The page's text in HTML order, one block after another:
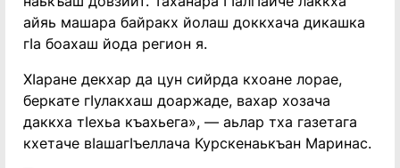
айяь машара байракх йолаш доккхача дикашка
гIа боахаш йода регион я.
ХIаране декхар да цун сийрда кхоане лорае,
беркате гIулакхаш доаржаде, вахар хозача
даккха тIехьа къахьега», — аьлар тха газетага
кхетаче вIашагIъеллача Курскенаькъан Маринас.